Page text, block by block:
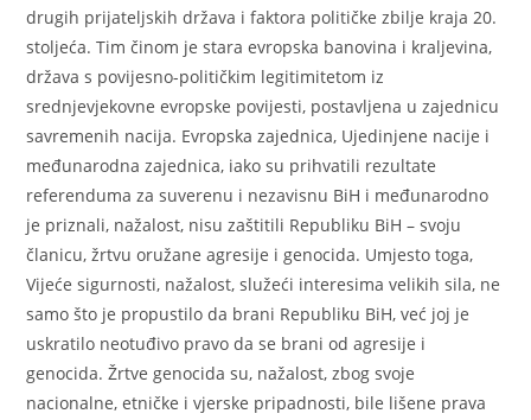
drugih prijateljskih država i faktora političke zbilje kraja 20.
stoljeća. Tim činom je stara evropska banovina i kraljevina,
država s povijesno-političkim legitimitetom iz
srednjevjekovne evropske povijesti, postavljena u zajednicu
savremenih nacija. Evropska zajednica, Ujedinjene nacije i
međunarodna zajednica, iako su prihvatili rezultate
referenduma za suverenu i nezavisnu BiH i međunarodno
je priznali, nažalost, nisu zaštitili Republiku BiH – svoju
članicu, žrtvu oružane agresije i genocida. Umjesto toga,
Vijeće sigurnosti, nažalost, služeći interesima velikih sila, ne
samo što je propustilo da brani Republiku BiH, već joj je
uskratilo neotuđivo pravo da se brani od agresije i
genocida. Žrtve genocida su, nažalost, zbog svoje
nacionalne, etničke i vjerske pripadnosti, bile lišene prava